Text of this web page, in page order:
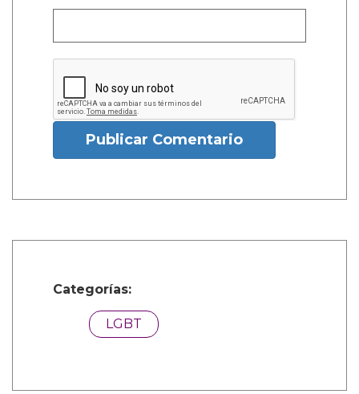
Publicar Comentario
Categorías:
LGBT